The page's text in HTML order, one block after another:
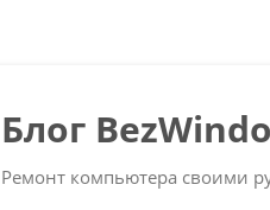
Блог
Ремонт компьютера своими